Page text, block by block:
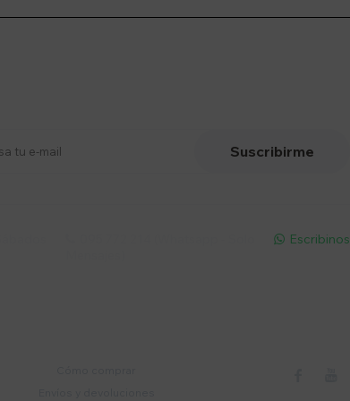
Suscribirme
 Escribinos